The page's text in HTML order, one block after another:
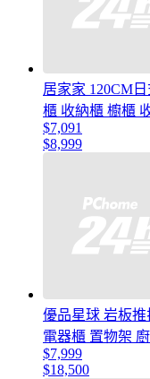
居家家 120CM
櫃 收納櫃 櫥櫃
$7,091
$8,999
優品星球 岩板
電器櫃 置物架
$7,999
$18,500